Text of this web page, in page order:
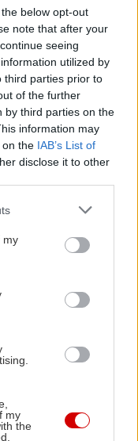
below opt-out
note that after your
seeing
utilized by
third parties prior to
of the further
by third parties on the
information may
on the IAB’s List of
disclose it to other
or more Google
You may click to
third-party tags to
in below Google
my
my
the
και η πόλη
φυσάει ο
ζωντανεύει
περισσότερο,
αυτή την ώρα
οι χιλιάδες
της
Κάτι
στις
Η
της Βαλαωρίτου
νεολαίας της
και οι
που άλλοτε
σε «Γκάζι»